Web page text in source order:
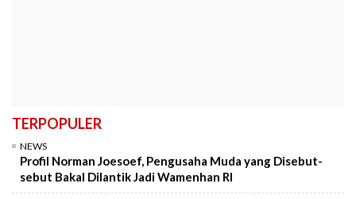
TERPOPULER
NEWS
Profil Norman Joesoef, Pengusaha Muda yang Disebut-
sebut Bakal Dilantik Jadi Wamenhan RI